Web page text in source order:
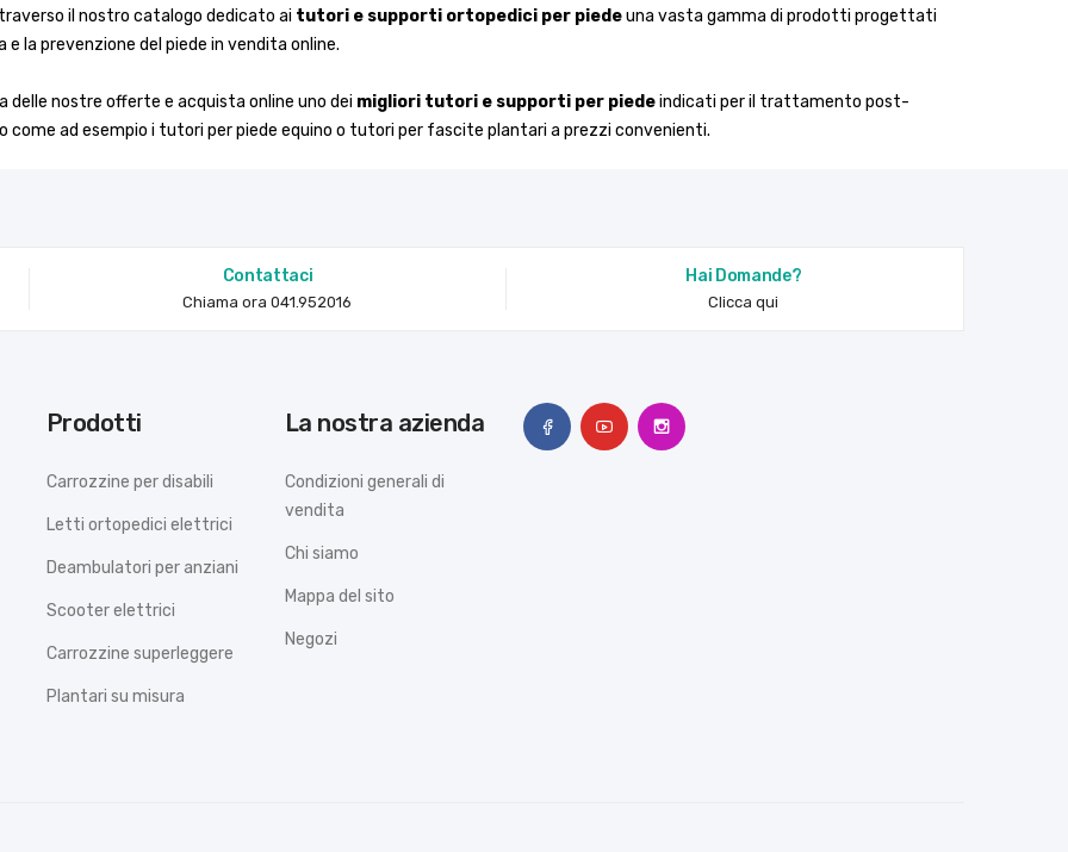
il nostro catalogo dedicato ai tutori e supporti ortopedici per piedeuna vasta gamma di prodotti progettati
e la prevenzione del piede in vendita online.
delle nostre offerte e acquista online uno dei migliori tutori e supporti per piedeindicati per il trattamento post-
come ad esempio i tutori per piede equino o tutori per fascite plantari a prezzi convenienti.
Contattaci
Chiama ora 041.952016
Hai Domande?
Clicca qui
Prodotti
Carrozzine per disabili
Letti ortopedici elettrici
Deambulatori per anziani
Scooter elettrici
Carrozzine superleggere
Plantari su misura
La nostra azienda
Condizioni generali di
vendita
Chi siamo
Mappa del sito
Negozi